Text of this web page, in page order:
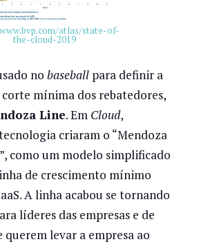
atlas/state-of-
the-cloud-2019
no baseballpara definir a
mínima dos rebatedores,
Line. Em Cloud,
criaram o “Mendoza
como um modelo simplificado
de crescimento mínimo
A linha acabou se tornando
líderes das empresas e de
levar a empresa ao